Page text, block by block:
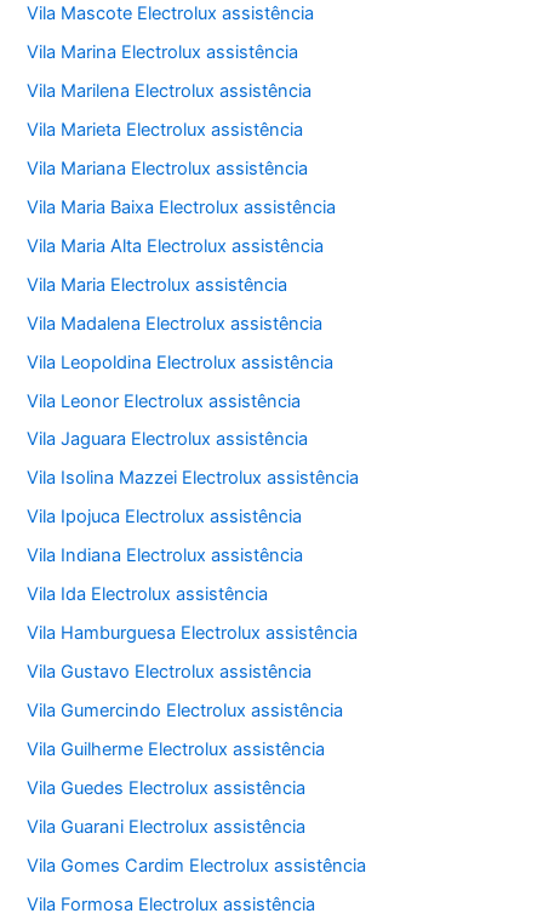
Vila Mascote Electrolux assistência
Vila Marina Electrolux assistência
Vila Marilena Electrolux assistência
Vila Marieta Electrolux assistência
Vila Mariana Electrolux assistência
Vila Maria Baixa Electrolux assistência
Vila Maria Alta Electrolux assistência
Vila Maria Electrolux assistência
Vila Madalena Electrolux assistência
Vila Leopoldina Electrolux assistência
Vila Leonor Electrolux assistência
Vila Jaguara Electrolux assistência
Vila Isolina Mazzei Electrolux assistência
Vila Ipojuca Electrolux assistência
Vila Indiana Electrolux assistência
Vila Ida Electrolux assistência
Vila Hamburguesa Electrolux assistência
Vila Gustavo Electrolux assistência
Vila Gumercindo Electrolux assistência
Vila Guilherme Electrolux assistência
Vila Guedes Electrolux assistência
Vila Guarani Electrolux assistência
Vila Gomes Cardim Electrolux assistência
Vila Formosa Electrolux assistência